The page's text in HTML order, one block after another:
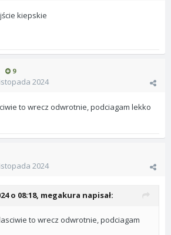
kiepskie
9
2024
to wrecz odwrotnie, podciagam lekko
2024
o 08:18, megakura napisał:
to wrecz odwrotnie, podciagam